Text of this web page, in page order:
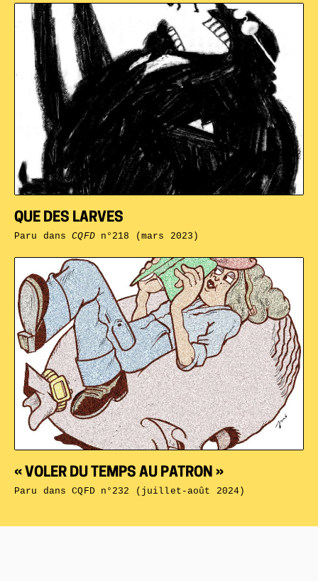
« VOLER DU TEMPS AU PATRON »
Paru dansCQFD n°232 (juillet-août 2024)
QUE DES LARVES
Paru dansCQFDn°218 (mars 2023)